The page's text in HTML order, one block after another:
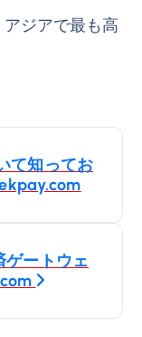
ジアで最も高
て知ってお
ゲートウェ